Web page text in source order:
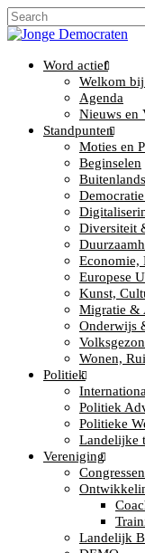
Word actief
Welkom
Agenda
Nieuws en
Standpunten
Moties en
Beginselen
Diversiteit
Economie,
Europese
Kunst,
Migratie &
Onderwijs
Wonen,
Politiek
Politiek
Politieke
Landelijke
Vereniging
Congressen
Landelijk